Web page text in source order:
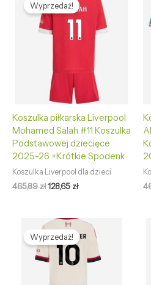
Wyprzedaż!
Koszulka piłkarska Liverpool
Mohamed Salah #11 Koszulka
Podstawowej dziecięce
2025-26 +Krótkie Spodenk
Koszulka Liverpool dla dzieci
465,89zł
wynosiła:
465,89 zł.
128,65 zł
wynosi:
128,65 zł.
Wyprzedaż!
Pierwotna
cena
wynosiła:
465,89 zł.
Aktualna
cena
wynosi:
128,65 zł.